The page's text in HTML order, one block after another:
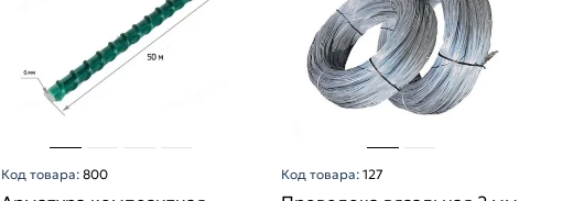
Код товара: 800 Код товара:127